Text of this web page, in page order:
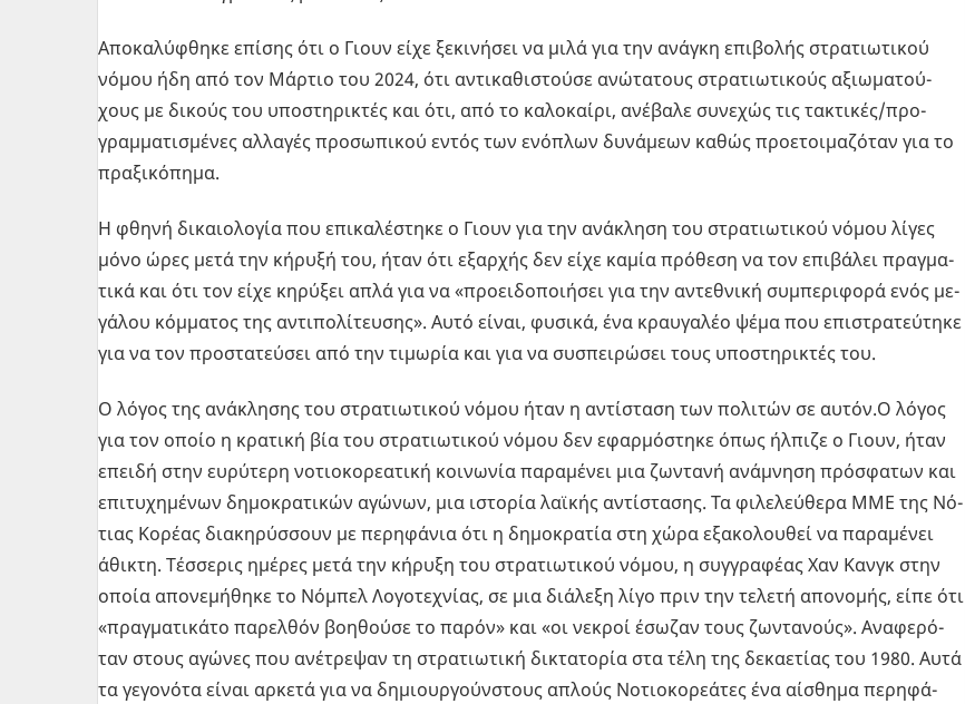
Απο­κα­λύ­φθη­κε επί­σης ότι ο Γιουν είχε ξε­κι­νή­σει να μιλά για την ανά­γκη επι­βο­λής στρα­τιω­τι­κού
νόμου ήδη από τον Μάρ­τιο του 2024, ότι αντι­κα­θι­στού­σε ανώ­τα­τους στρα­τιω­τι­κούς αξιω­μα­τού­
χους με δι­κούς του υπο­στη­ρι­κτές και ότι, από το κα­λο­καί­ρι, ανέ­βα­λε συ­νε­χώς τις τα­κτι­κές/προ­
γραμ­μα­τι­σμέ­νες αλ­λα­γές προ­σω­πι­κού εντός των ενό­πλων δυ­νά­με­ων καθώς προ­ε­τοι­μα­ζό­ταν για το
πρα­ξι­κό­πη­μα.
Η φθηνή δι­καιο­λο­γία που επι­κα­λέ­στη­κε ο Γιουν για την ανά­κλη­ση του στρα­τιω­τι­κού νόμου λίγες
μόνο ώρες μετά την κή­ρυ­ξή του, ήταν ότι εξαρ­χής δεν είχε καμία πρό­θε­ση να τον επι­βά­λει πραγ­μα­
τι­κά και ότι τον είχε κη­ρύ­ξει απλά για να «προει­δο­ποι­ή­σει για την αντε­θνι­κή συ­μπε­ρι­φο­ρά ενός με­
γά­λου κόμ­μα­τος της αντι­πο­λί­τευ­σης». Αυτό είναι, φυ­σι­κά, ένα κραυ­γα­λέο ψέμα που επι­στρα­τεύ­τη­κε
για να τον προ­στα­τεύ­σει από την τι­μω­ρία και για να συ­σπει­ρώ­σει τους υπο­στη­ρι­κτές του.
Ο λόγος της ανά­κλη­σης του στρα­τιω­τι­κού νόμου ήταν η αντί­στα­ση των πο­λι­τών σε αυτόν.Ο λόγος
για τον οποίο η κρα­τι­κή βία του στρα­τιω­τι­κού νόμου δεν εφαρ­μό­στη­κε όπως ήλ­πι­ζε ο Γιουν, ήταν
επει­δή στην ευ­ρύ­τε­ρη νο­τιο­κο­ρε­α­τι­κή κοι­νω­νία πα­ρα­μέ­νει μια ζω­ντα­νή ανά­μνη­ση πρό­σφα­των και
επι­τυ­χη­μέ­νων δη­μο­κρα­τι­κών αγώ­νων, μια ιστο­ρία λαϊ­κής αντί­στα­σης. Τα φι­λε­λεύ­θε­ρα ΜΜΕ της Νό­
τιας Κο­ρέ­ας δια­κη­ρύσ­σουν με πε­ρη­φά­νια ότι η δη­μο­κρα­τία στη χώρα εξα­κο­λου­θεί να πα­ρα­μέ­νει
άθι­κτη. Τέσ­σε­ρις ημέ­ρες μετά την κή­ρυ­ξη του στρα­τιω­τι­κού νόμου, η συγ­γρα­φέ­ας Χαν Κανγκ στην
οποία απο­νε­μή­θη­κε το Νό­μπελ Λο­γο­τε­χνί­ας, σε μια διά­λε­ξη λίγο πριν την τε­λε­τή απο­νο­μής, είπε ότι
«πραγ­μα­τι­κά­το πα­ρελ­θόν βοη­θού­σε το παρόν» και «οι νε­κροί έσω­ζαν τους ζω­ντα­νούς». Ανα­φε­ρό­
ταν στους αγώ­νες που ανέ­τρε­ψαν τη στρα­τιω­τι­κή δι­κτα­το­ρία στα τέλη της δε­κα­ε­τί­ας του 1980. Αυτά
τα γε­γο­νό­τα είναι αρ­κε­τά για να δη­μιουρ­γούν­στους απλούς Νο­τιο­κο­ρε­ά­τες ένα αί­σθη­μα πε­ρη­φά­